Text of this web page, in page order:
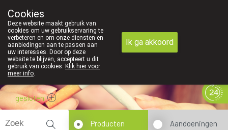
gesloten
Producten Aandoeningen
Cookies
Deze website maakt gebruik van
cookies om uw gebruikservaring te
verbeteren en om onze diensten en
aanbiedingen aan te passen aan
uw interesses. Door op deze
website te blijven, accepteert u dit
gebruik van cookies. Klik hier voor
meer info.
Ik ga akkoord